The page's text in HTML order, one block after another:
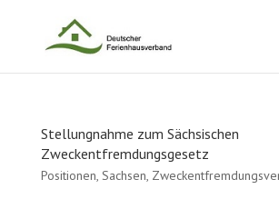
Stellungnahme zum Sächsischen
Zweckentfremdungsgesetz
Positionen, Sachsen,